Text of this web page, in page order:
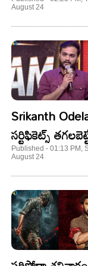
చెప్పేసిన నాని!
August 24
Srikanth
సర్టిఫికెట్స్
ఎందుకంటే?:
శ్రీకాంత్ ఓదెల
Published - 01:13 PM,
August 24